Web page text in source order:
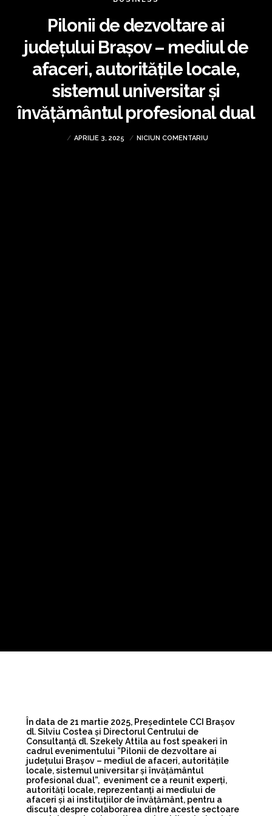
Pilonii de dezvoltare ai
județului Brașov – mediul de
afaceri, autoritățile locale,
sistemul universitar și
învățământul profesional dual
APRILIE 3, 2025 NICIUN COMENTARIU
În data de 21 martie 2025, Președintele CCI Brașov
dl. Silviu Costea și Directorul Centrului de
Consultanță dl. Szekely Attila au fost speakeri în
cadrul evenimentului ”Pilonii de dezvoltare ai
județului Brașov – mediul de afaceri, autoritățile
locale, sistemul universitar și învățământul
profesional dual”, eveniment ce a reunit experți,
autorități locale, reprezentanți ai mediului de
afaceri și ai instituțiilor de învățământ, pentru a
discuta despre colaborarea dintre aceste sectoare